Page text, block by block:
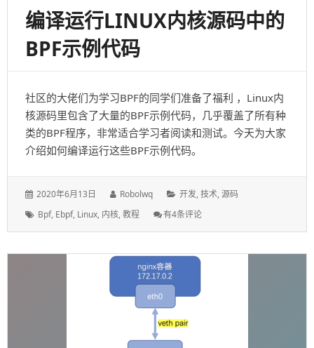
编译运行LINUX内核源码中的
BPF示例代码
社区的大佬们为学习BPF的同学们准备了福利 ，Linux内
核源码里包含了大量的BPF示例代码，几乎覆盖了所有种
类的BPF程序，非常适合学习者阅读和测试。今天为大家
介绍如何编译运行这些BPF示例代码。
发
于：
2020年6月13日
作
Robolwq
分
开发,技术,源码
标
Bpf, Ebpf, Linux, 内核,教程
编
行
Linux
内
源
码
有4条评论